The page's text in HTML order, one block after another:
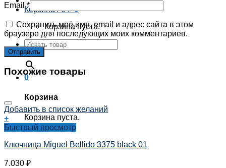
Корзина /0₽ 0
Корзина пуста.
×
0
Корзина
Корзина пуста.
Email*
Сохранить моё имя, email и адрес сайта в этом
браузере для последующих моих комментариев.
Похожие товары
Добавить в список желаний
+
Быстрый просмотр
Ключница Miguel Bellido 3375 black 01
7.030 ₽